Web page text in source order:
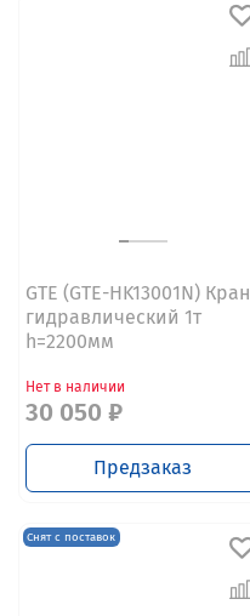
GTE (GTE-HK13001N) Кран
гидравлический 1т
h=2200мм
Нет в наличии
30 050 ₽
Предзаказ
Снят с поставок